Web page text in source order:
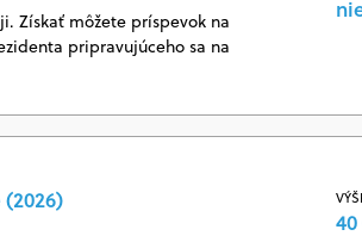
Získať môžete príspevok na
pripravujúceho sa na